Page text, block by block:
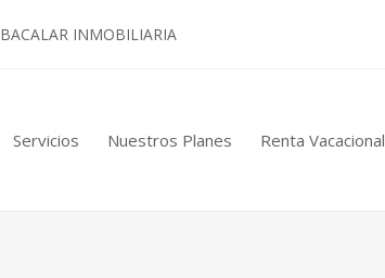
INMOBILIARIA
Servicios Nuestros Planes Renta Vacacional